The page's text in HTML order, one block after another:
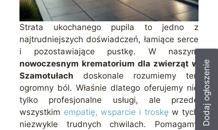
Dodaj ogłoszenie
Strata ukochanego pupila to jedno z
najtrudniejszych doświadczeń, łamiące serce
i pozostawiające pustkę. W naszym
nowoczesnym krematorium dla zwierząt w
Szamotułach doskonale rozumiemy ten
ogromny ból. Właśnie dlatego oferujemy nie
tylko profesjonalne usługi, ale przede
wszystkim empatię, wsparcie i troskę w tych
niezwykle trudnych chwilach. Pomagamy